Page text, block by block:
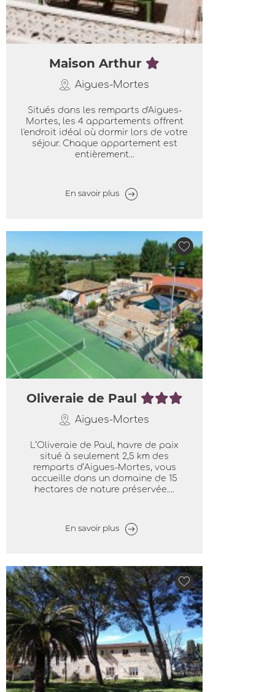
Maison Arthur
Aigues-Mortes
Situés dans les remparts d'Aigues-
Mortes, les 4 appartements offrent
l'endroit idéal où dormir lors de votre
séjour. Chaque appartement est
entièrement...
En savoir plus
Oliveraie de Paul
Aigues-Mortes
L’Oliveraie de Paul, havre de paix
situé à seulement 2,5 km des
remparts d’Aigues-Mortes, vous
accueille dans un domaine de 15
hectares de nature préservée....
En savoir plus